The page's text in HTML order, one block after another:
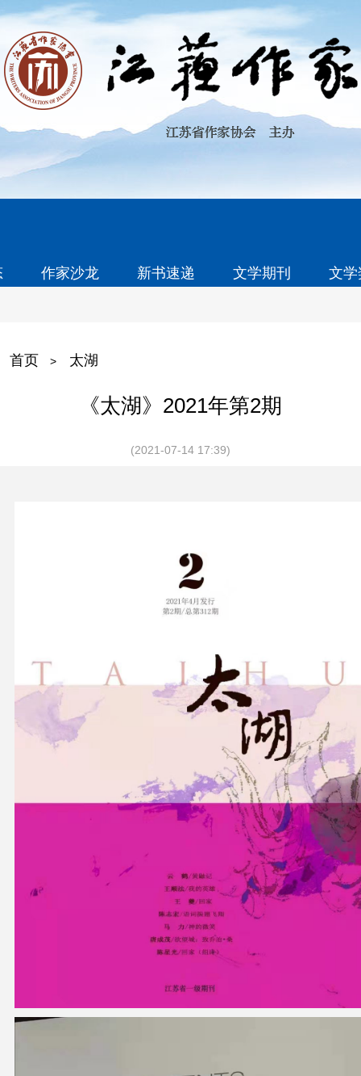
作家沙龙 新书速递 文学期刊 文
首页 > 太湖
《太湖》2021年第2期
(2021-07-14 17:39)